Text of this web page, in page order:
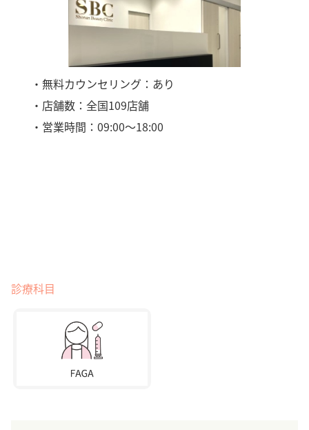
・無料カウンセリング：あり
・店舗数：全国109店舗
・営業時間：09:00〜18:00
診療科目